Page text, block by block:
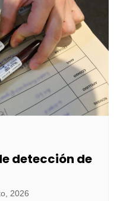
detección de
2026